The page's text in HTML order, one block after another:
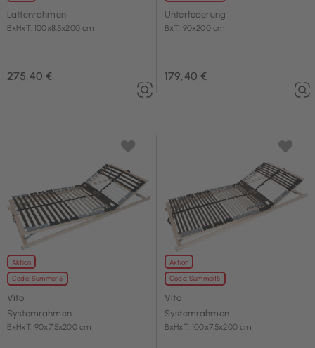
Lattenrahmen
BxHxT: 100x8,5x200 cm
275,40 €
Unterfederung
BxT: 90x200 cm
179,40 €
Aktion
Code: Summer15
Vito
Systemrahmen
BxHxT: 90x7.5x200 cm
Aktion
Code: Summer15
Vito
Systemrahmen
BxHxT: 100x7.5x200 cm